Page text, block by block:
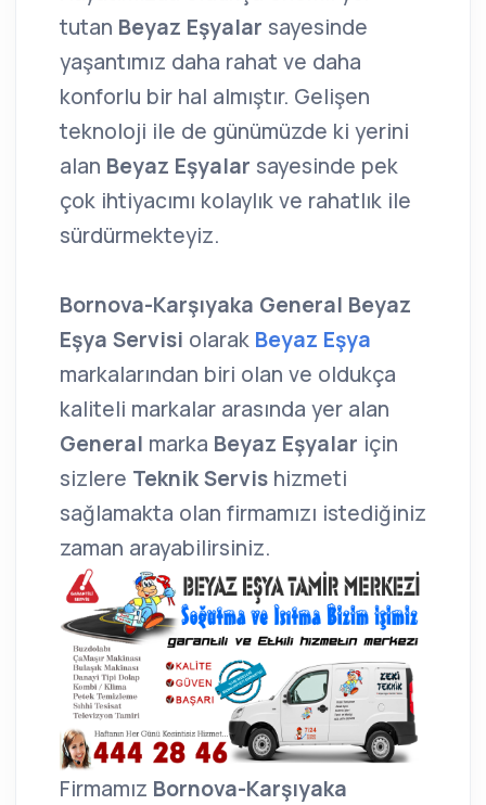
tutan Beyaz Eşyalar sayesinde
yaşantımız daha rahat ve daha
konforlu bir hal almıştır. Gelişen
teknoloji ile de günümüzde ki yerini
alan Beyaz Eşyalar sayesinde pek
çok ihtiyacımı kolaylık ve rahatlık ile
sürdürmekteyiz.
Bornova-Karşıyaka General Beyaz
Eşya Servisi olarak Beyaz Eşya
markalarından biri olan ve oldukça
kaliteli markalar arasında yer alan
General marka Beyaz Eşyalar için
sizlere Teknik Servis hizmeti
sağlamakta olan firmamızı istediğiniz
zaman arayabilirsiniz.
Firmamız Bornova-Karşıyaka